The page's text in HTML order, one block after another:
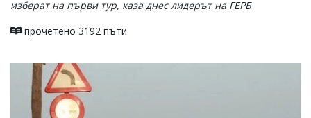
изберат на първи тур, каза днес лидерът на ГЕРБ
прочетено 3192 пъти